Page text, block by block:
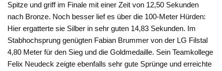
Spitze und griff im Finale mit einer Zeit von 12,50 Sekunden
nach Bronze. Noch besser lief es über die 100-Meter Hürden:
Hier ergatterte sie Silber in sehr guten 14,83 Sekunden. Im
Stabhochsprung genügten Fabian Brummer von der LG Filstal
4,80 Meter für den Sieg und die Goldmedaille. Sein Teamkollege
Felix Neudeck zeigte ebenfalls sehr gute Sprünge und erreichte